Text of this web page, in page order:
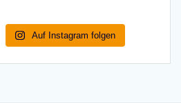
Auf Instagram folgen